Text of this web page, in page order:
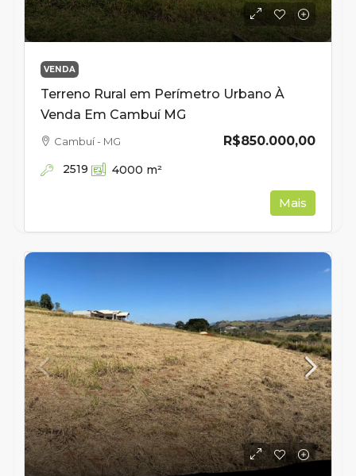
VENDA
Terreno Rural em Perímetro Urbano À
Venda Em Cambuí MG
R$850.000,00
Cambuí - MG
2519 4000 m²
Mais